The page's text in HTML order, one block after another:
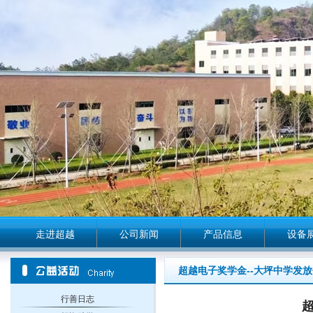
走进超越 公司新闻 产品信息 设备
行善日志
超越电子奖学金--大坪中学发